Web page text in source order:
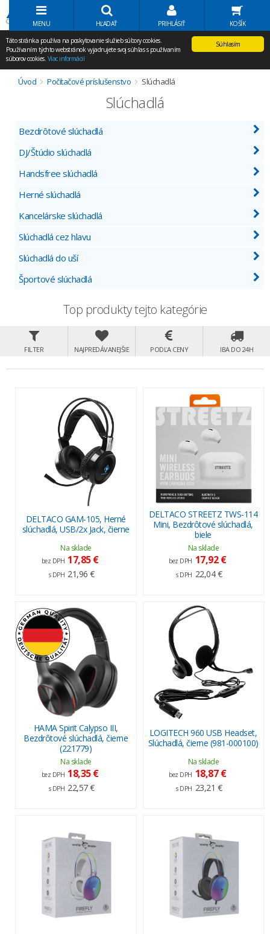
Volať Agem
MENU HĽADAŤ PRIHLÁSIŤ KOŠÍK
Súhlasím
Táto stránka používa na poskytovanie služieb súbory cookies.
Používaním týchto webstránok vyjadrujete svoj súhlas s používaním
súborov cookies. Viac informácií
Úvod Počítačové príslušenstvo Slúchadlá
Slúchadlá
Bezdrôtové slúchadlá
DJ/Štúdio slúchadlá
Handsfree slúchadlá
Herné slúchadlá
Kancelárske slúchadlá
Slúchadlá cez hlavu
Slúchadlá do uší
Športové slúchadlá
Top produkty tejto kategórie
FILTER NAJPREDÁVANEJŠIE PODĽA CENY IBA DO 24H
DELTACO GAM-105, Herné
slúchadlá, USB/2x Jack, čierne
Na sklade
bez DPH 17,85 €
s DPH 21,96 €
DELTACO STREETZ TWS-114
Mini, Bezdrôtové slúchadlá,
biele
Na sklade
bez DPH 17,92 €
s DPH 22,04 €
HAMA Spirit Calypso III,
Bezdrôtové slúchadlá, čierne
(221779)
Na sklade
bez DPH 18,35 €
s DPH 22,57 €
LOGITECH 960 USB Headset,
Slúchadlá, čierne (981-000100)
Na sklade
bez DPH 18,87 €
s DPH 23,21 €